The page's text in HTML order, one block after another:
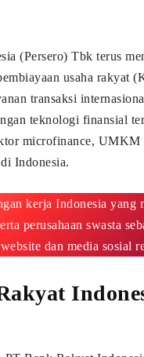
(Persero) Tbk terus
usaha rakyat
transaksi
teknologi finansial
microfinance,
Indonesia.
kerja Indonesia yang
perusahaan swasta
dan media sosial